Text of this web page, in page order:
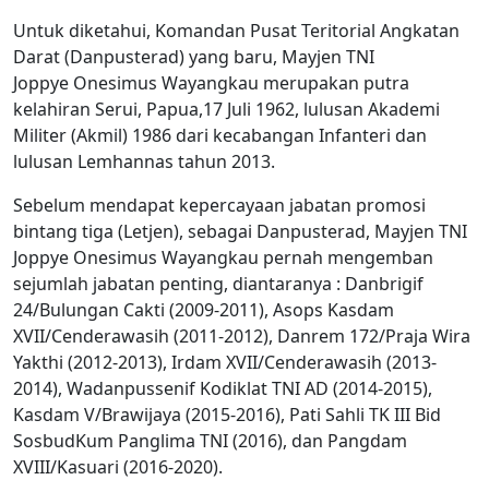
Untuk diketahui, Komandan Pusat Teritorial Angkatan
Darat (Danpusterad) yang baru, Mayjen TNI
Joppye Onesimus Wayangkau merupakan putra
kelahiran Serui, Papua,17 Juli 1962, lulusan Akademi
Militer (Akmil) 1986 dari kecabangan Infanteri dan
lulusan Lemhannas tahun 2013.
Sebelum mendapat kepercayaan jabatan promosi
bintang tiga (Letjen), sebagai Danpusterad, Mayjen TNI
Joppye Onesimus Wayangkau pernah mengemban
sejumlah jabatan penting, diantaranya : Danbrigif
24/Bulungan Cakti (2009-2011), Asops Kasdam
XVII/Cenderawasih (2011-2012), Danrem 172/Praja Wira
Yakthi (2012-2013), Irdam XVII/Cenderawasih (2013-
2014), Wadanpussenif Kodiklat TNI AD (2014-2015),
Kasdam V/Brawijaya (2015-2016), Pati Sahli TK III Bid
SosbudKum Panglima TNI (2016), dan Pangdam
XVIII/Kasuari (2016-2020).